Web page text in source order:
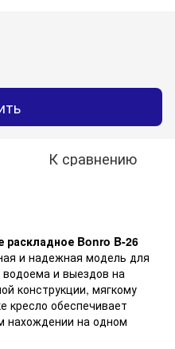
К сравнению
раскладное Bonro B-26
и надежная модель для
и выездов на
конструкции, мягкому
кресло обеспечивает
нахождении на одном